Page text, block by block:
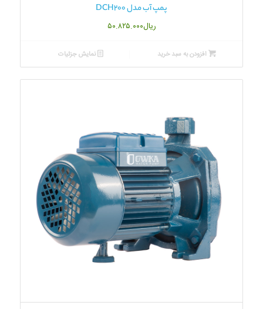
پمپ آب مدل DCH200
ریال۵۰.۸۲۵.۰۰۰
افزودن به سبد خرید نمایش جزئیات